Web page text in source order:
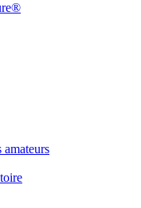
amateurs